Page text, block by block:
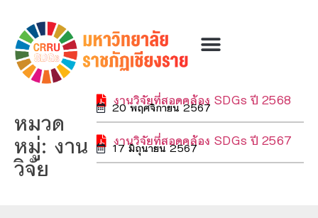
หมวด
หมู่: งาน
วิจัย
งานวิจัยที่สอดคล้อง SDGs ปี 2568
20 พฤศจิกายน 2567
งานวิจัยที่สอดคล้อง SDGs ปี 2567
17 มิถุนายน 2567